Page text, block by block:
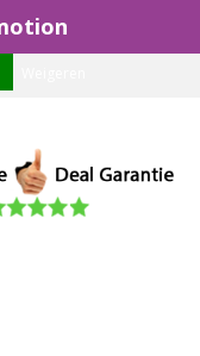
maken wij gebruik van